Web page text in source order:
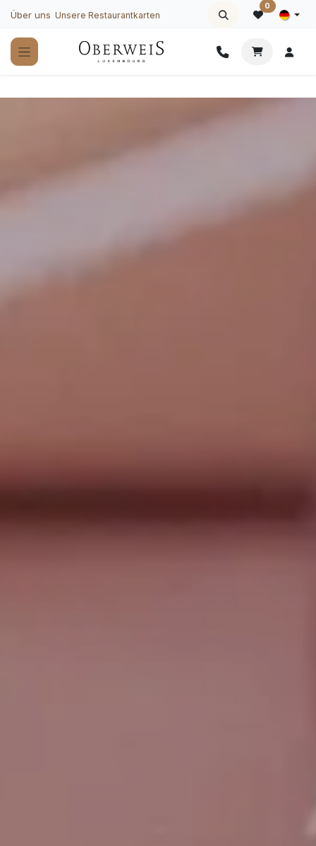
Zum Inhalt springen
Über uns Unsere Restaurantkarten
0